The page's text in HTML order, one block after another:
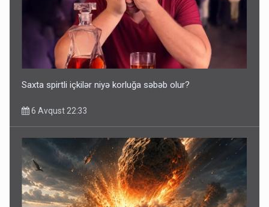
Saxta spirtli içkilər niyə korluğa səbəb olur?
6 Avqust 22:33